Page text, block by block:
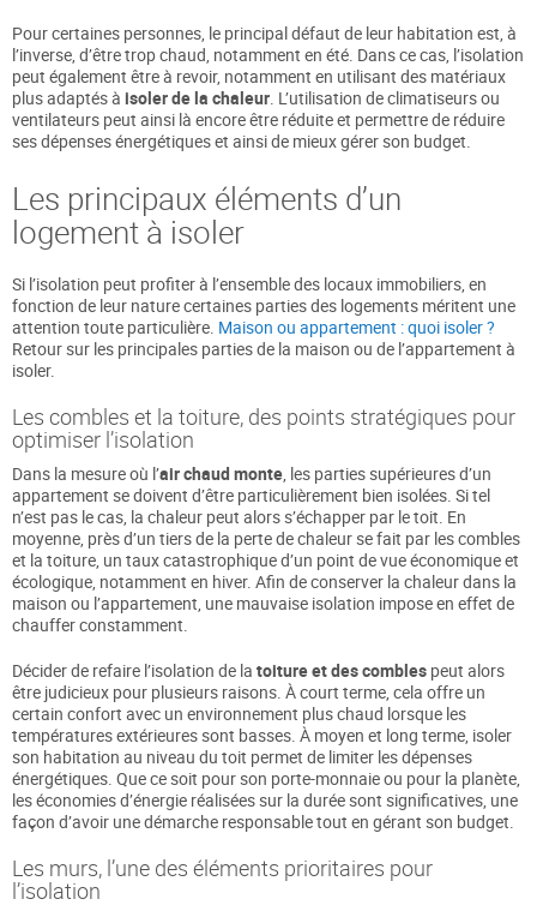
Pour certaines personnes, le principal défaut de leur habitation est, à
l’inverse, d’être trop chaud, notamment en été. Dans ce cas, l’isolation
peut également être à revoir, notamment en utilisant des matériaux
plus adaptés à isoler de la chaleur . L’utilisation de climatiseurs ou
ventilateurs peut ainsi là encore être réduite et permettre de réduire
ses dépenses énergétiques et ainsi de mieux gérer son budget.
Les principaux éléments d’un
logement à isoler
Si l’isolation peut profiter à l’ensemble des locaux immobiliers, en
fonction de leur nature certaines parties des logements méritent une
attention toute particulière. Maison ou appartement : quoi isoler ?
Retour sur les principales parties de la maison ou de l’appartement à
isoler.
Les combles et la toiture, des points stratégiques pour
optimiser l’isolation
Dans la mesure où l’air chaud monte , les parties supérieures d’un
appartement se doivent d’être particulièrement bien isolées. Si tel
n’est pas le cas, la chaleur peut alors s’échapper par le toit. En
moyenne, près d’un tiers de la perte de chaleur se fait par les combles
et la toiture, un taux catastrophique d’un point de vue économique et
écologique, notamment en hiver. Afin de conserver la chaleur dans la
maison ou l’appartement, une mauvaise isolation impose en effet de
chauffer constamment.
Décider de refaire l’isolation de la toiture et des combles peut alors
être judicieux pour plusieurs raisons. À court terme, cela offre un
certain confort avec un environnement plus chaud lorsque les
températures extérieures sont basses. À moyen et long terme, isoler
son habitation au niveau du toit permet de limiter les dépenses
énergétiques. Que ce soit pour son porte-monnaie ou pour la planète,
les économies d’énergie réalisées sur la durée sont significatives, une
façon d’avoir une démarche responsable tout en gérant son budget.
Les murs, l’une des éléments prioritaires pour
l’isolation